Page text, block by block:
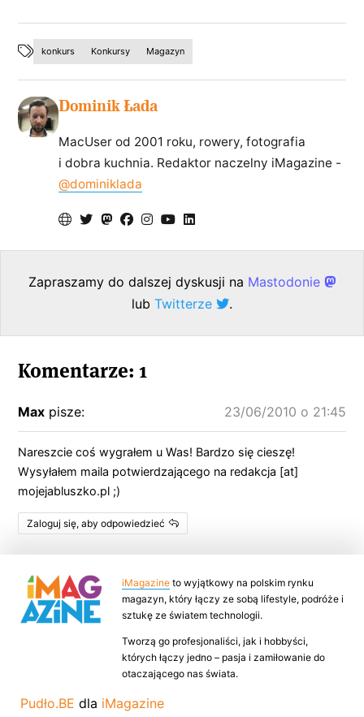
konkurs Konkursy Magazyn
Dominik Łada
MacUser od 2001 roku, rowery, fotografia
i dobra kuchnia. Redaktor naczelny iMagazine -
@dominiklada
Zapraszamy do dalszej dyskusji na Mastodonie
lub Twitterze .
Komentarze: 1
Max pisze: 23/06/2010 o 21:45
Nareszcie coś wygrałem u Was! Bardzo się cieszę!
Wysyłałem maila potwierdzającego na redakcja [at]
mojejabluszko.pl ;)
Zaloguj się, aby odpowiedzieć
iMagazine to wyjątkowy na polskim rynku
magazyn, który łączy ze sobą lifestyle, podróże i
sztukę ze światem technologii.
Tworzą go profesjonaliści, jak i hobbyści,
których łączy jedno – pasja i zamiłowanie do
otaczającego nas świata.
Pudło.BE dla iMagazine